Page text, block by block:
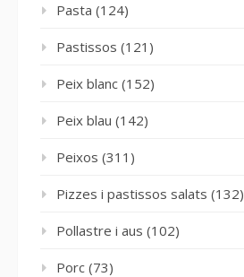
Pasta (124)
Pastissos (121)
Peix blanc (152)
Peix blau (142)
Peixos (311)
Pizzes i pastissos salats (132)
Pollastre i aus (102)
Porc (73)